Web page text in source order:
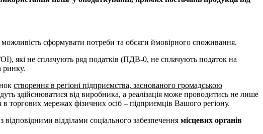
можливість сформувати потреби та обсяги ймовірного споживання.
які не сплачують ряд податків (ПДВ-0, не сплачують податок на
ринку.
створення в регіоні підприємства, заснованого громадською
здійснюватися від виробника, а реалізація може проводитись не лише
мережах фізичних осіб – підприємців Вашого регіону.
відповідними відділами соціального забезпечення місцевих органів